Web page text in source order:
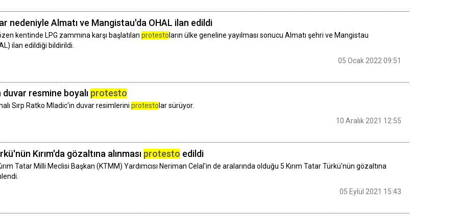
nedeniyle Almatı ve Mangistau'da OHAL ilan edildi
kentinde LPG zammına karşı başlatılan protesto ların ülke geneline yayılması sonucu Almatı şehri ve Mangistau
ilan edildiği bildirildi.
05 Ocak 2022 09:51
duvar resmine boyalı protesto
Sırp Ratko Mladic'in duvar resimlerini protesto lar sürüyor.
10 Aralık 2021 12:55
Kırım'da gözaltına alınması protesto edildi
Tatar Milli Meclisi Başkan (KTMM) Yardımcısı Neriman Celal'in de aralarında olduğu 5 Kırım Tatar Türkü'nün gözaltına
05 Eylül 2021 15:43